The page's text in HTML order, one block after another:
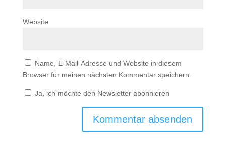
Website
Name, E-Mail-Adresse und Website in diesem
Browser für meinen nächsten Kommentar speichern.
Ja, ich möchte den Newsletter abonnieren